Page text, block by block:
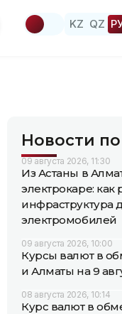
KZ QZ
Новости
09 августа 2026, 11:30
Из Астаны в
электрокаре: как
инфраструктура
электромобилей
09 августа 2026, 10:00
Курсы валют в
и Алматы на 9
08 августа 2026, 10:14
Курс валют в